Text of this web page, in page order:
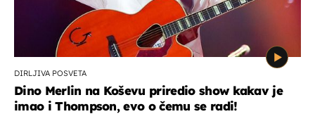
DIRLJIVA POSVETA
Dino Merlin na Koševu priredio show kakav je
imao i Thompson, evo o čemu se radi!